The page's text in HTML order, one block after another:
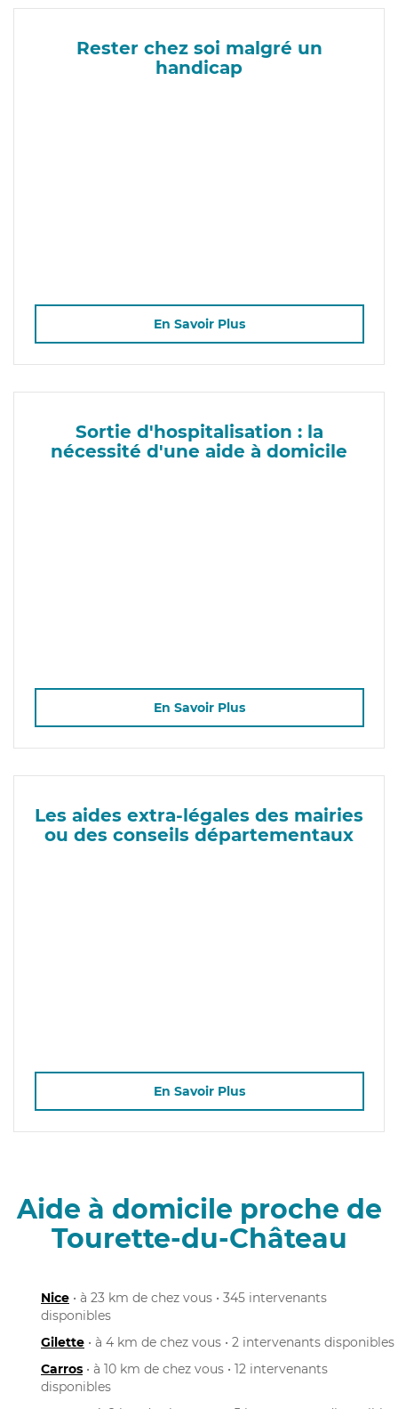
Rester chez soi malgré un
handicap
En Savoir Plus
Sortie d'hospitalisation : la
nécessité d'une aide à domicile
En Savoir Plus
Les aides extra-légales des mairies
ou des conseils départementaux
En Savoir Plus
Aide à domicile proche de
Tourette-du-Château
Nice • à 23 km de chez vous • 345 intervenants
disponibles
Gilette • à 4 km de chez vous • 2 intervenants disponibles
Carros • à 10 km de chez vous • 12 intervenants
disponibles